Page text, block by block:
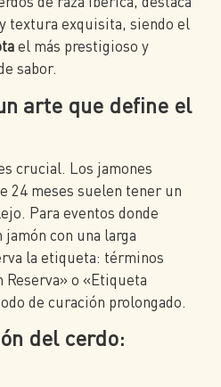
textura exquisita, siendo el
el más prestigioso y
sabor.
arte que define el
crucial. Los jamones
24 meses suelen tener un
Para eventos donde
con una larga
la etiqueta: términos
Reserva» o «Etiqueta
de curación prolongado.
del cerdo: